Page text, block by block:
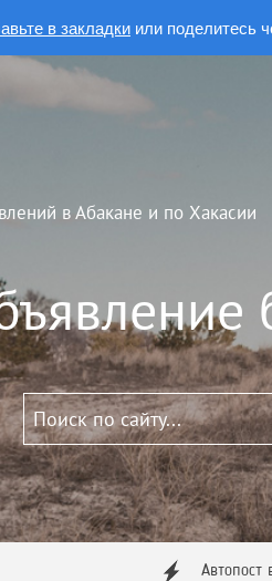
в закладки или поделитесь
в Абакане и по Хакасии
Автопост